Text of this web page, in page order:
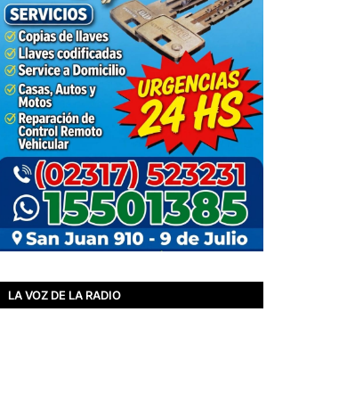
LA VOZ DE LA RADIO